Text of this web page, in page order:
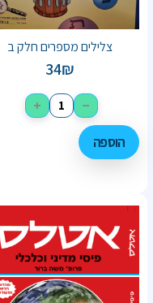
צלילים מספרים חלק ב
34₪
−
+
הוספה